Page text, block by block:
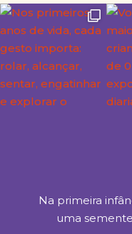
Na primeira
uma